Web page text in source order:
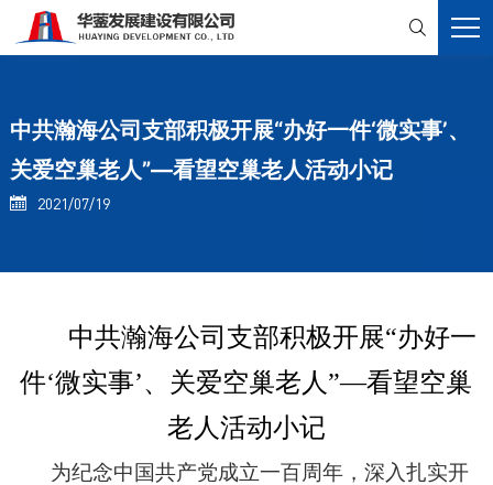

中共瀚海公司支部积极开展“办好一件‘微实事’、
关爱空巢老人”—看望空巢老人活动小记
 2021/07/19
中共瀚海公司支部积极开展“办好一
件‘微实事’、关爱空巢老人”—看望空巢
老人活动小记
为纪念中国共产党成立一百周年，深入扎实开